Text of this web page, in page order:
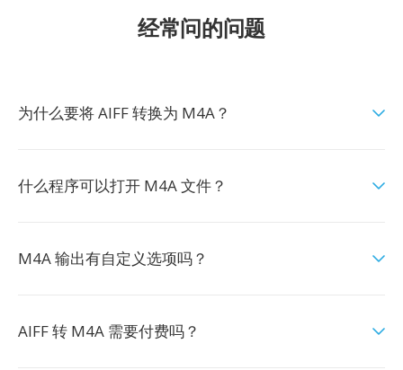
经常问的问题
为什么要将 AIFF 转换为 M4A？
什么程序可以打开 M4A 文件？
M4A 输出有自定义选项吗？
AIFF 转 M4A 需要付费吗？